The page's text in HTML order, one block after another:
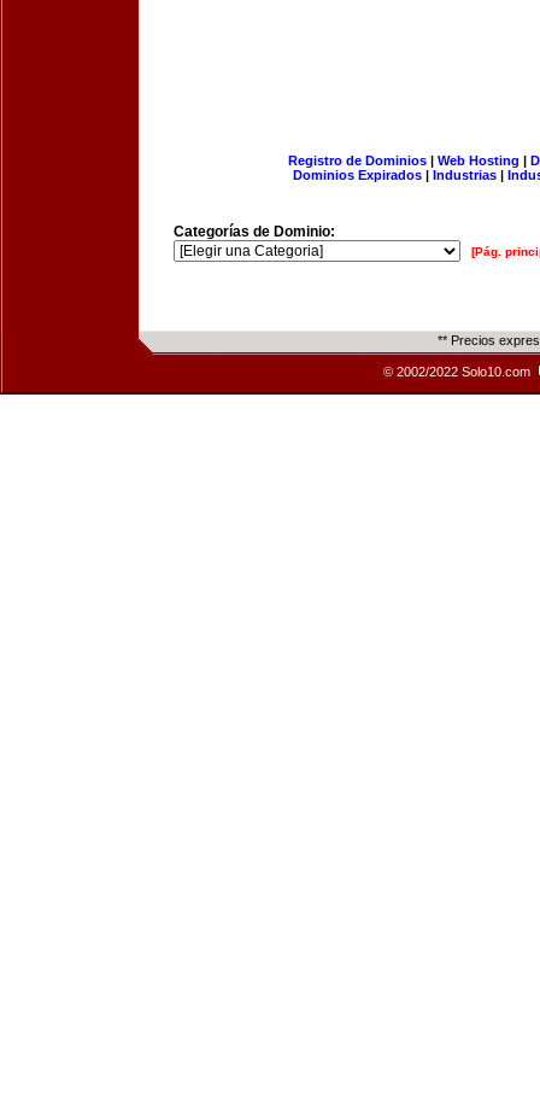
Registro de Dominios| Web Hosting |
Dominios Expirados | Industrias |
Categorías de Dominio:
[Pág.
** Precios
© 2002/2022 Solo10.com